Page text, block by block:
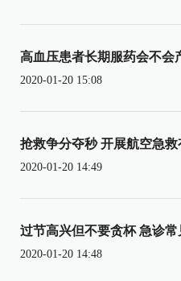
高血压患者长期服药会不会
2020-01-20 15:08
抢救争分夺秒 开展航空急
2020-01-20 14:49
过节高兴但不要贪杯 急诊
2020-01-20 14:48